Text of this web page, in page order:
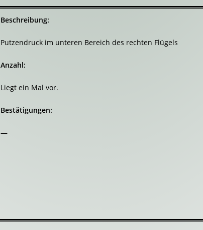
Beschreibung:
Putzendruck im unteren Bereich des rechten Flügels
Anzahl:
Liegt ein Mal vor.
Bestätigungen:
—